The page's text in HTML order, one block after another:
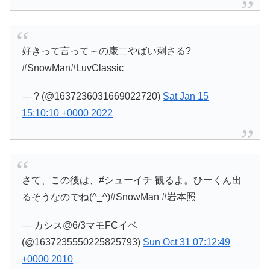
好きって言って～の康二やばい刺さる?
#SnowMan#LuvClassic
— ? (@1637236031669022720) Sat Jan 15
15:10:10 +0000 2022
さて、この後は、#シューイチ 観るよ。ひーくん出
るそうなのでね(^_^)#SnowMan #岩本照
— カシス@6/3マモFCイベ
(@1637235550225825793) Sun Oct 31 07:12:49
+0000 2010